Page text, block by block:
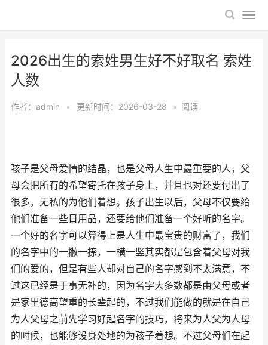
2026出生的索姓男生好不好取名 索姓
人数
作者： admin • 更新时间：2026-03-28 • 阅读
孩子是父母爱情的结晶，也是父母人生中最重要的人，父
母会把所有的希望寄托在孩子身上，并且也对还要付出了
很多，无私的为他们着想。孩子出生以后，父母不仅要给
他们准备一些日用品，还要给他们准备一个好听的名字。
一个好的名字可以算得上是人生中最宝贵的财富了，我们
的名字中的一撇一捺，一横一竖其实都是包含着父母对我
们的爱的，但是有些人却对自己的名字感到不太满意，不
过这已经是于事无补的，因为名字大多数都是由父母或者
是家里德高望重的长辈起的，不过我们能做的就是在自己
为人父母之前先学习好起名字的技巧，将来为人父为人母
的时候，也能够设身处地的为孩子着想。不过父母们在起